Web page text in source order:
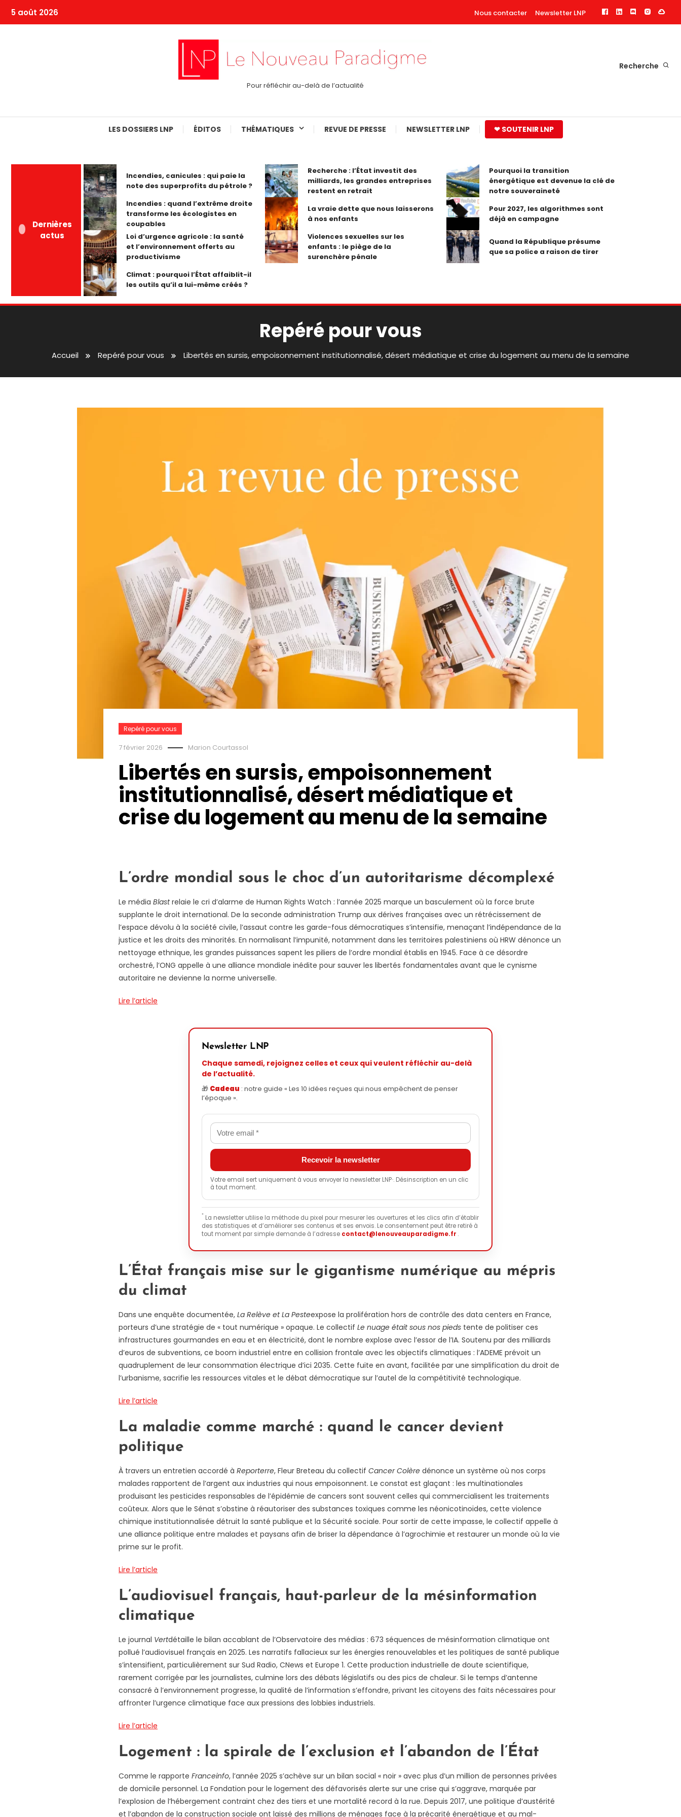
5 août 2026 Nous contacter Newsletter LNP
Pour réfléchir au-delà de l’actualité
Recherche
LES DOSSIERS LNP ÉDITOS THÉMATIQUES REVUE DE PRESSE NEWSLETTER LNP ❤ SOUTENIR LNP
Dernières
actus
Incendies, canicules : qui paie la
note des superprofits du pétrole ?
Recherche : l’État investit des
milliards, les grandes entreprises
restent en retrait
Pourquoi la transition
énergétique est devenue la clé de
notre souveraineté
Incendies : quand l’extrême droite
transforme les écologistes en
coupables
La vraie dette que nous laisserons
à nos enfants
Pour 2027, les algorithmes sont
déjà en campagne
Loi d’urgence agricole : la santé
et l’environnement offerts au
productivisme
Violences sexuelles sur les
enfants : le piège de la
surenchère pénale
Quand la République présume
que sa police a raison de tirer
Climat : pourquoi l’État affaiblit-il
les outils qu’il a lui-même créés ?
Repéré pour vous
Accueil Repéré pour vous Libertés en sursis, empoisonnement institutionnalisé, désert médiatique et crise du logement au menu de la semaine
Repéré pour vous
7 février 2026 Marion Courtassol
Libertés en sursis, empoisonnement
institutionnalisé, désert médiatique et
crise du logement au menu de la semaine
L’ordre mondial sous le choc d’un autoritarisme décomplexé
Le média Blastrelaie le cri d’alarme de Human Rights Watch : l’année 2025 marque un basculement où la force brute
supplante le droit international. De la seconde administration Trump aux dérives françaises avec un rétrécissement de
l’espace dévolu à la société civile, l’assaut contre les garde-fous démocratiques s’intensifie, menaçant l’indépendance de la
justice et les droits des minorités. En normalisant l’impunité, notamment dans les territoires palestiniens où HRW dénonce un
nettoyage ethnique, les grandes puissances sapent les piliers de l’ordre mondial établis en 1945. Face à ce désordre
orchestré, l’ONG appelle à une alliance mondiale inédite pour sauver les libertés fondamentales avant que le cynisme
autoritaire ne devienne la norme universelle.
Lire l’article
Newsletter LNP
Chaque samedi, rejoignez celles et ceux qui veulent réfléchir au-delà
de l’actualité.
🎁 Cadeau : notre guide « Les 10 idées reçues qui nous empêchent de penser
l’époque ».
Votre email sert uniquement à vous envoyer la newsletter LNP * . Désinscription en un clic
à tout moment.
* La newsletter utilise la méthode du pixel pour mesurer les ouvertures et les clics afin d’établir
des statistiques et d’améliorer ses contenus et ses envois. Le consentement peut être retiré à
tout moment par simple demande à l’adresse contact@lenouveauparadigme.fr .
L’État français mise sur le gigantisme numérique au mépris
du climat
Dans une enquête documentée, La Relève et La Pesteexpose la prolifération hors de contrôle des data centers en France,
porteurs d’une stratégie de « tout numérique » opaque. Le collectif Le nuage était sous nos pieds tente de politiser ces
infrastructures gourmandes en eau et en électricité, dont le nombre explose avec l’essor de l’IA. Soutenu par des milliards
d’euros de subventions, ce boom industriel entre en collision frontale avec les objectifs climatiques : l’ADEME prévoit un
quadruplement de leur consommation électrique d’ici 2035. Cette fuite en avant, facilitée par une simplification du droit de
l’urbanisme, sacrifie les ressources vitales et le débat démocratique sur l’autel de la compétitivité technologique.
Lire l’article
La maladie comme marché : quand le cancer devient
politique
À travers un entretien accordé à Reporterre, Fleur Breteau du collectif Cancer Colère dénonce un système où nos corps
malades rapportent de l’argent aux industries qui nous empoisonnent. Le constat est glaçant : les multinationales
produisant les pesticides responsables de l’épidémie de cancers sont souvent celles qui commercialisent les traitements
coûteux. Alors que le Sénat s’obstine à réautoriser des substances toxiques comme les néonicotinoïdes, cette violence
chimique institutionnalisée détruit la santé publique et la Sécurité sociale. Pour sortir de cette impasse, le collectif appelle à
une alliance politique entre malades et paysans afin de briser la dépendance à l’agrochimie et restaurer un monde où la vie
prime sur le profit.
Lire l’article
L’audiovisuel français, haut-parleur de la mésinformation
climatique
Le journal Vertdétaille le bilan accablant de l’Observatoire des médias : 673 séquences de mésinformation climatique ont
pollué l’audiovisuel français en 2025. Les narratifs fallacieux sur les énergies renouvelables et les politiques de santé publique
s’intensifient, particulièrement sur Sud Radio, CNews et Europe 1. Cette production industrielle de doute scientifique,
rarement corrigée par les journalistes, culmine lors des débats législatifs ou des pics de chaleur. Si le temps d’antenne
consacré à l’environnement progresse, la qualité de l’information s’effondre, privant les citoyens des faits nécessaires pour
affronter l’urgence climatique face aux pressions des lobbies industriels.
Lire l’article
Logement : la spirale de l’exclusion et l’abandon de l’État
Comme le rapporte Franceinfo, l’année 2025 s’achève sur un bilan social « noir » avec plus d’un million de personnes privées
de domicile personnel. La Fondation pour le logement des défavorisés alerte sur une crise qui s’aggrave, marquée par
l’explosion de l’hébergement contraint chez des tiers et une mortalité record à la rue. Depuis 2017, une politique d’austérité
et l’abandon de la construction sociale ont laissé des millions de ménages face à la précarité énergétique et au mal-